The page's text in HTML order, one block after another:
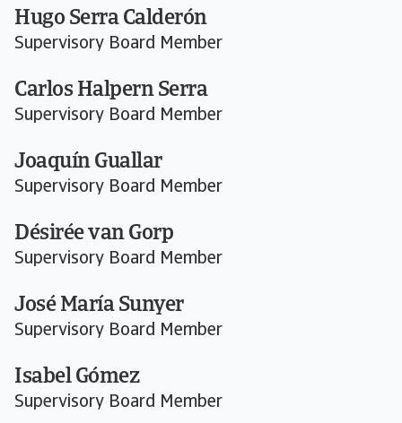
Hugo Serra Calderón
Supervisory Board Member
Carlos Halpern Serra
Supervisory Board Member
Joaquín Guallar
Supervisory Board Member
Désirée van Gorp
Supervisory Board Member
José María Sunyer
Supervisory Board Member
Isabel Gómez
Supervisory Board Member